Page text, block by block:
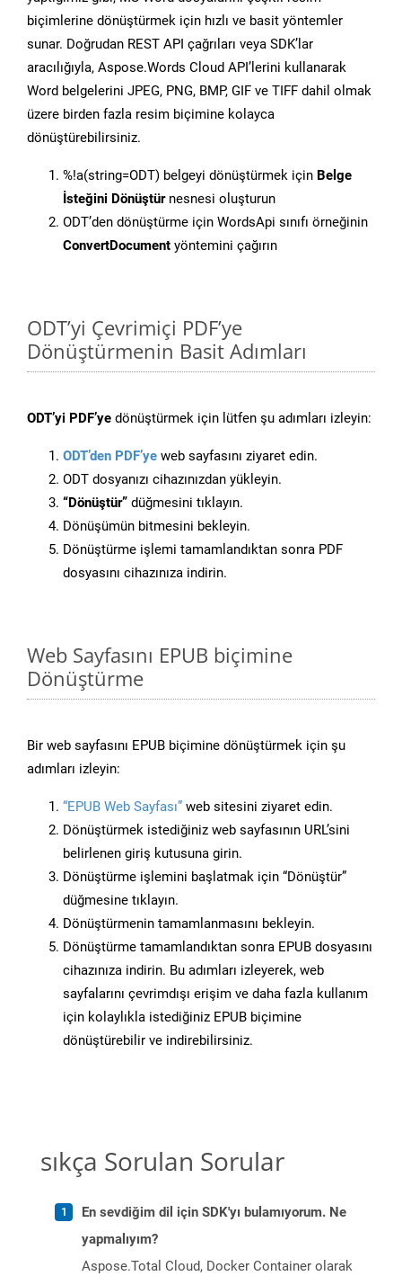
biçimlerine dönüştürmek için hızlı ve basit yöntemler
sunar. Doğrudan REST API çağrıları veya SDK’lar
aracılığıyla, Aspose.Words Cloud API’lerini kullanarak
Word belgelerini JPEG, PNG, BMP, GIF ve TIFF dahil olmak
üzere birden fazla resim biçimine kolayca
dönüştürebilirsiniz.
%!a(string=ODT) belgeyi dönüştürmek için Belge
İsteğini Dönüştürnesnesi oluşturun
ODT’den dönüştürme için WordsApi sınıfı örneğinin
ConvertDocument yöntemini çağırın
ODT’yi Çevrimiçi PDF’ye
Dönüştürmenin Basit Adımları
ODT’yi PDF’ye dönüştürmek için lütfen şu adımları izleyin:
ODT’den PDF’ye web sayfasını ziyaret edin.
ODT dosyanızı cihazınızdan yükleyin.
“Dönüştür” düğmesini tıklayın.
Dönüşümün bitmesini bekleyin.
Dönüştürme işlemi tamamlandıktan sonra PDF
dosyasını cihazınıza indirin.
Web Sayfasını EPUB biçimine
Dönüştürme
Bir web sayfasını EPUB biçimine dönüştürmek için şu
adımları izleyin:
“EPUB Web Sayfası” web sitesini ziyaret edin.
Dönüştürmek istediğiniz web sayfasının URL’sini
belirlenen giriş kutusuna girin.
Dönüştürme işlemini başlatmak için “Dönüştür”
düğmesine tıklayın.
Dönüştürmenin tamamlanmasını bekleyin.
Dönüştürme tamamlandıktan sonra EPUB dosyasını
cihazınıza indirin. Bu adımları izleyerek, web
sayfalarını çevrimdışı erişim ve daha fazla kullanım
için kolaylıkla istediğiniz EPUB biçimine
dönüştürebilir ve indirebilirsiniz.
sıkça Sorulan Sorular
En sevdiğim dil için SDK'yı bulamıyorum. Ne
yapmalıyım?
Aspose.Total Cloud, Docker Container olarak